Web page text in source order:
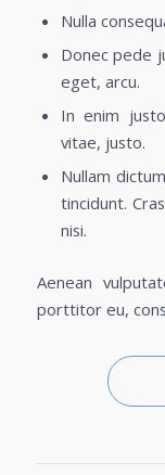
Nulla
Donec pede
eget, arcu.
In enim
vitae, justo.
Nullam
tincidunt.
nisi.
Aenean
porttitor eu,